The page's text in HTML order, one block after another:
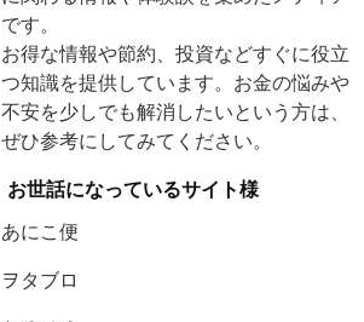
です。
お得な情報や節約、投資などすぐに役立
つ知識を提供しています。お金の悩みや
不安を少しでも解消したいという方は、
ぜひ参考にしてみてください。
お世話になっているサイト様
あにこ便
ヲタブロ